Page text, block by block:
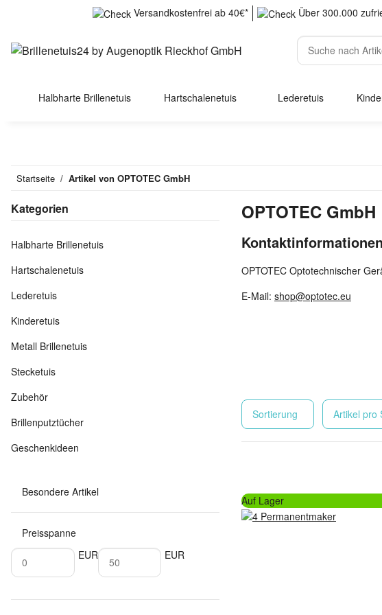
Versandkostenfrei ab 40€* Über 300.000
Halbharte Brillenetuis Hartschalenetuis Lederetuis
Startseite Artikel von OPTOTEC GmbH
OPTOTEC GmbH
OPTOTEC Optotechnischer
E-Mail: shop@optotec.eu
Sortierung Artikel pro
Auf Lager
Kategorien
Halbharte Brillenetuis
Hartschalenetuis
Lederetuis
Kinderetuis
Metall Brillenetuis
Stecketuis
Zubehör
Brillenputztücher
Geschenkideen
Besondere Artikel
Preisspanne
EUR
EUR